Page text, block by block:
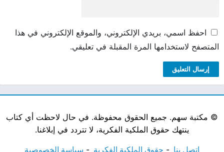
احفظ اسمي، بريدي الإلكتروني، والموقع الإلكتروني في هذا
المتصفح لاستخدامها المرة المقبلة في تعليقي.
© مكتبة سهم. جميع الحقوق محفوظة. في حال لاحظت أي كتاب
ينتهك حقوق الملكية الفكرية، لا تتردد في إبلاغنا.
اتصل بنا حقوق الملكية الفكرية سياسة الخصوصية